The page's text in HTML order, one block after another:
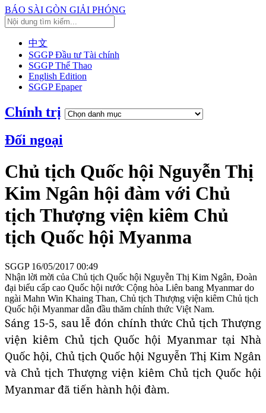
BÁO SÀI GÒN GIẢI PHÓNG
中文
SGGP Đầu tư Tài chính
SGGP Thể Thao
English Edition
SGGP Epaper
Chính trị
Đối ngoại
Chủ tịch Quốc hội Nguyễn Thị
Kim Ngân hội đàm với Chủ
tịch Thượng viện kiêm Chủ
tịch Quốc hội Myanma
SGGP 16/05/2017 00:49
Nhận lời mời của Chủ tịch Quốc hội Nguyễn Thị Kim Ngân, Đoàn
đại biểu cấp cao Quốc hội nước Cộng hòa Liên bang Myanmar do
ngài Mahn Win Khaing Than, Chủ tịch Thượng viện kiêm Chủ tịch
Quốc hội Myanmar dẫn đầu thăm chính thức Việt Nam.
Sáng 15-5, sau lễ đón chính thức Chủ tịch Thượng
viện kiêm Chủ tịch Quốc hội Myanmar tại Nhà
Quốc hội, Chủ tịch Quốc hội Nguyễn Thị Kim Ngân
và Chủ tịch Thượng viện kiêm Chủ tịch Quốc hội
Myanmar đã tiến hành hội đàm.